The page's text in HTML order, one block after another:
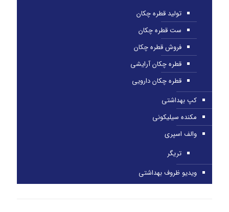
تولید قطره چکان
ست قطره چکان
فروش قطره چکان
قطره چکان آرایشی
قطره چکان دارویی
کپ بهداشتی
مکنده سیلیکونی
والف اسپری
تریگر
ویدیو ظروف بهداشتی